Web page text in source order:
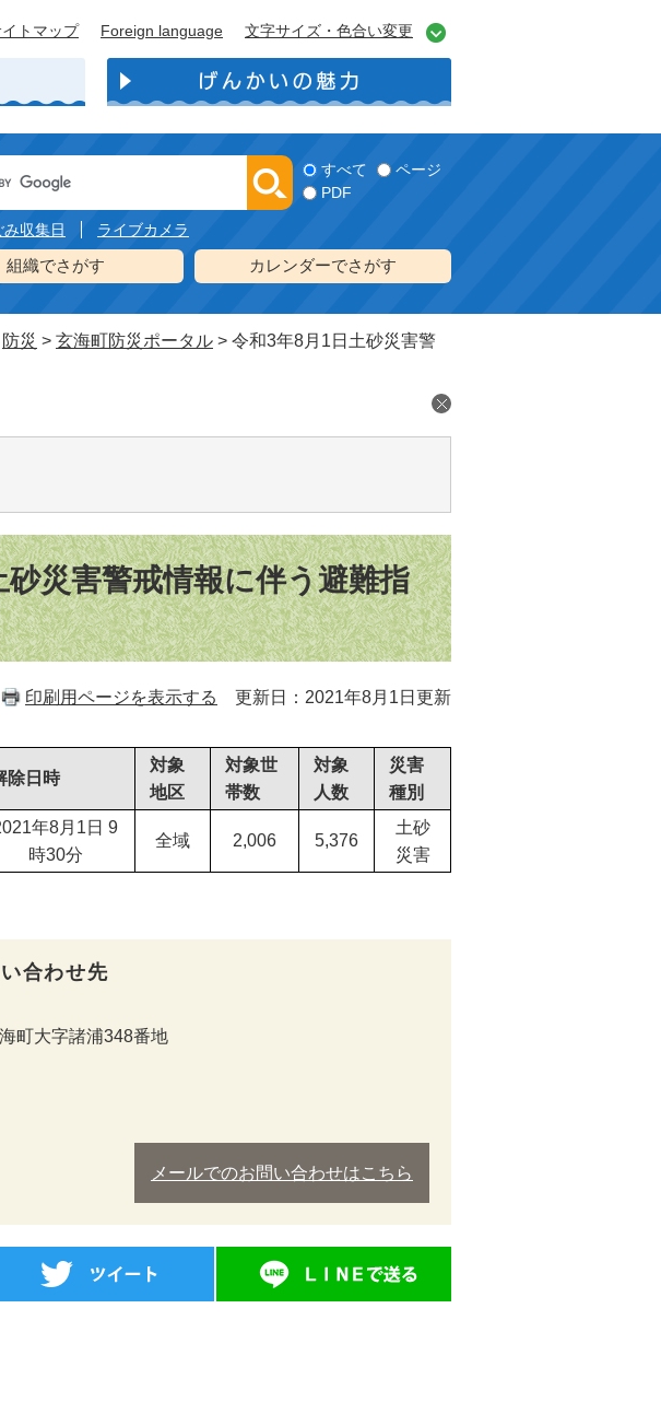
トマップ Foreign language 文字サイズ・色合い変更
すべて
ページ
PDF
み収集日 ライブカメラ
組織でさがす カレンダーでさがす
防災 > 玄海町防災ポータル > 令和3年8月1日土砂災害警
災害警戒情報に伴う避難指
印刷用ページを表示する 更新日：2021年8月1日更新
除日時
対象
地区
対象世
帯数
対象
人数
災害
種別
年8月1日 9
時30分
全域 2,006 5,376
土砂
災害
合わせ先
町大字諸浦348番地
メールでのお問い合わせはこちら